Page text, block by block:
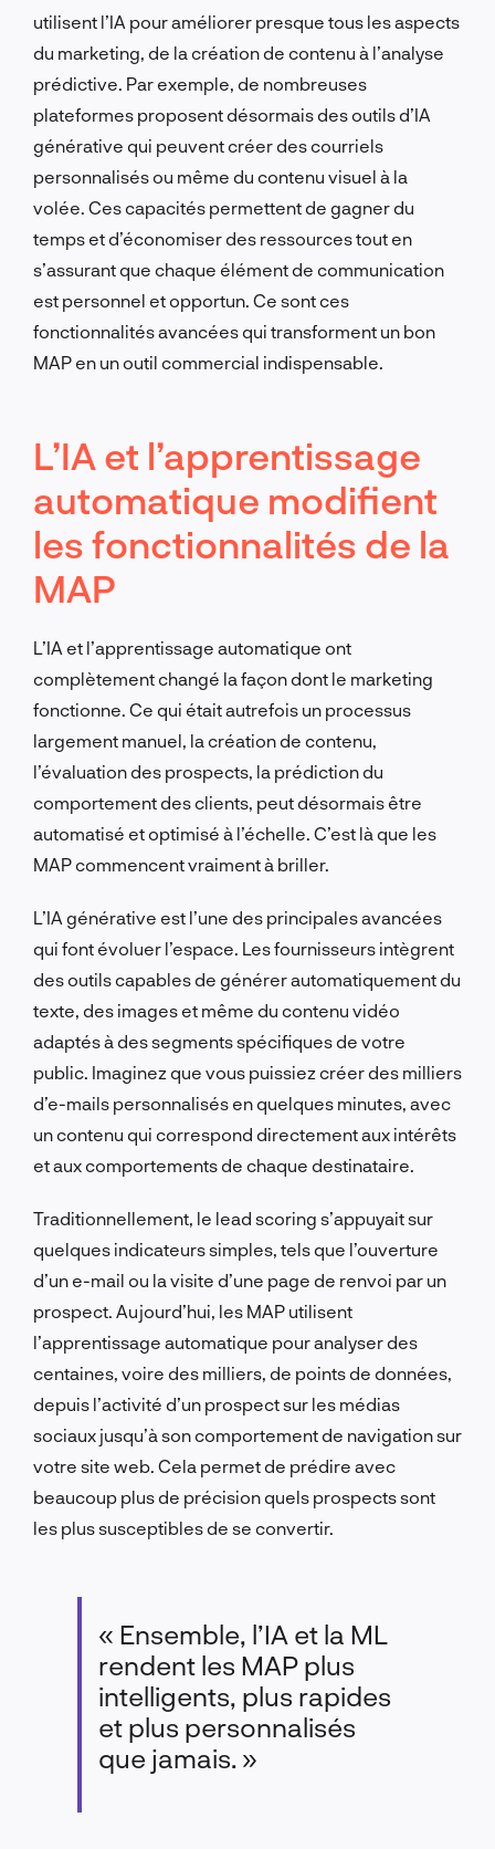
utilisent l’IA pour améliorer presque tous les aspects
du marketing, de la création de contenu à l’analyse
prédictive. Par exemple, de nombreuses
plateformes proposent désormais des outils d’IA
générative qui peuvent créer des courriels
personnalisés ou même du contenu visuel à la
volée. Ces capacités permettent de gagner du
temps et d’économiser des ressources tout en
s’assurant que chaque élément de communication
est personnel et opportun. Ce sont ces
fonctionnalités avancées qui transforment un bon
MAP en un outil commercial indispensable.
L’IA et l’apprentissage
automatique modifient
les fonctionnalités de la
MAP
L’IA et l’apprentissage automatique ont
complètement changé la façon dont le marketing
fonctionne. Ce qui était autrefois un processus
largement manuel, la création de contenu,
l’évaluation des prospects, la prédiction du
comportement des clients, peut désormais être
automatisé et optimisé à l’échelle. C’est là que les
MAP commencent vraiment à briller.
L’IA générative est l’une des principales avancées
qui font évoluer l’espace. Les fournisseurs intègrent
des outils capables de générer automatiquement du
texte, des images et même du contenu vidéo
adaptés à des segments spécifiques de votre
public. Imaginez que vous puissiez créer des milliers
d’e-mails personnalisés en quelques minutes, avec
un contenu qui correspond directement aux intérêts
et aux comportements de chaque destinataire.
Traditionnellement, le lead scoring s’appuyait sur
quelques indicateurs simples, tels que l’ouverture
d’un e-mail ou la visite d’une page de renvoi par un
prospect. Aujourd’hui, les MAP utilisent
l’apprentissage automatique pour analyser des
centaines, voire des milliers, de points de données,
depuis l’activité d’un prospect sur les médias
sociaux jusqu’à son comportement de navigation sur
votre site web. Cela permet de prédire avec
beaucoup plus de précision quels prospects sont
les plus susceptibles de se convertir.
« Ensemble, l’IA et la ML
rendent les MAP plus
intelligents, plus rapides
et plus personnalisés
que jamais. »